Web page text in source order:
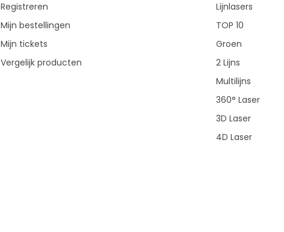
Registreren
Mijn bestellingen
Mijn tickets
Vergelijk producten
Lijnlasers
TOP 10
Groen
2 Lijns
Multilijns
360° Laser
3D Laser
4D Laser